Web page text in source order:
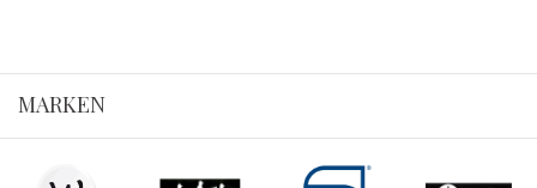
MARKEN